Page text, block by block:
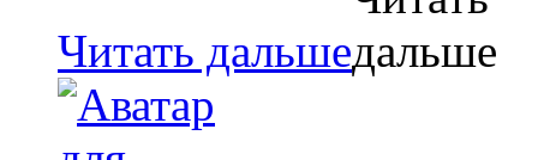
Читать дальше